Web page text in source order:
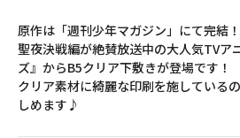
原作は「週刊少年マガジン」にて完結！
聖夜決戦編が絶賛放送中の大人気TVア
ズ』からB5クリア下敷きが登場です！
クリア素材に綺麗な印刷を施している
しめます♪